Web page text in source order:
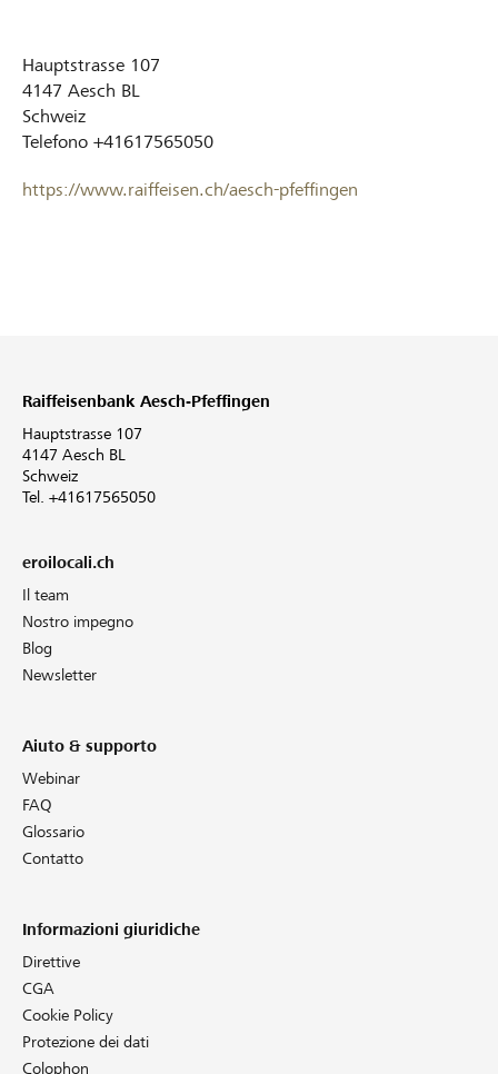
Hauptstrasse 107
4147 Aesch BL
Schweiz
Telefono +41617565050
https://www.raiffeisen.ch/aesch-pfeffingen
Raiffeisenbank Aesch-Pfeffingen
Hauptstrasse 107
4147 Aesch BL
Schweiz
Tel. +41617565050
eroilocali.ch
Il team
Nostro impegno
Blog
Newsletter
Aiuto & supporto
Webinar
FAQ
Glossario
Contatto
Informazioni giuridiche
Direttive
CGA
Cookie Policy
Protezione dei dati
Colophon